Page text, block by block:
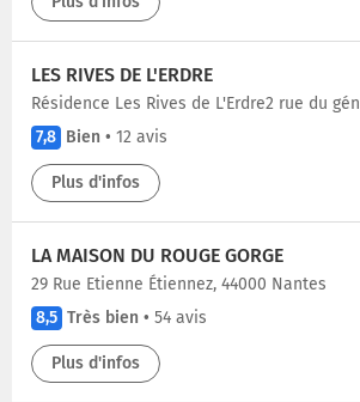
LES RIVES DE L'ERDRE
Résidence Les Rives de L'Erdre2 rue du général Lanrezac, 44000 Nantes
7,8 Bien • 12 avis
Plus d'infos
LA MAISON DU ROUGE GORGE
29 Rue Etienne Étiennez, 44000 Nantes
8,5 Très bien • 54 avis
Plus d'infos